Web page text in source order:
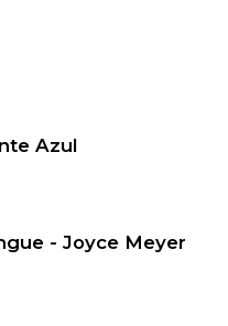
Azul
- Joyce Meyer